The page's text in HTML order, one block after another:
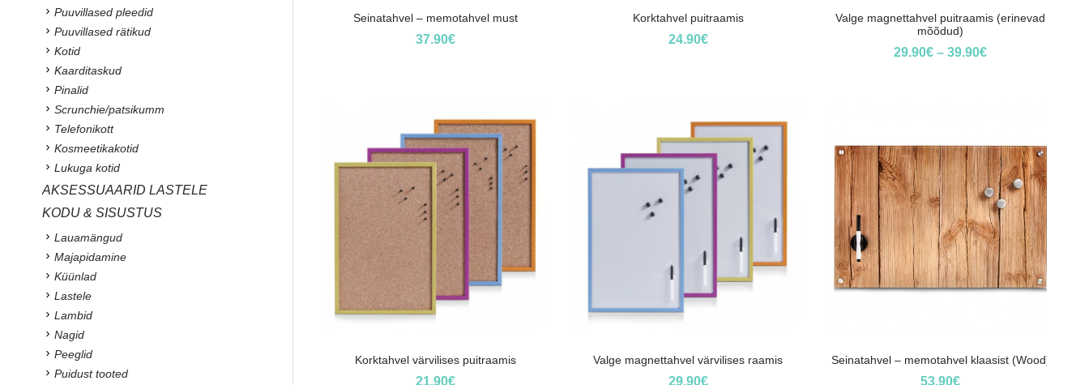
Seinatahvel – memotahvel must
37.90€
Korktahvel puitraamis
24.90€
Valge magnettahvel puitraamis (erinevad
mõõdud)
29.90€ –39.90€
Korktahvel värvilises puitraamis
21.90€
Valge magnettahvel värvilises raamis
29.90€
Seinatahvel – memotahvel klaasist (Wood)
53.90€
Puuvillased pleedid
Puuvillased rätikud
Kotid
Kaarditaskud
Pinalid
Scrunchie/patsikumm
Telefonikott
Kosmeetikakotid
Lukuga kotid
AKSESSUAARID LASTELE
KODU & SISUSTUS
Lauamängud
Majapidamine
Küünlad
Lastele
Lambid
Nagid
Peeglid
Puidust tooted